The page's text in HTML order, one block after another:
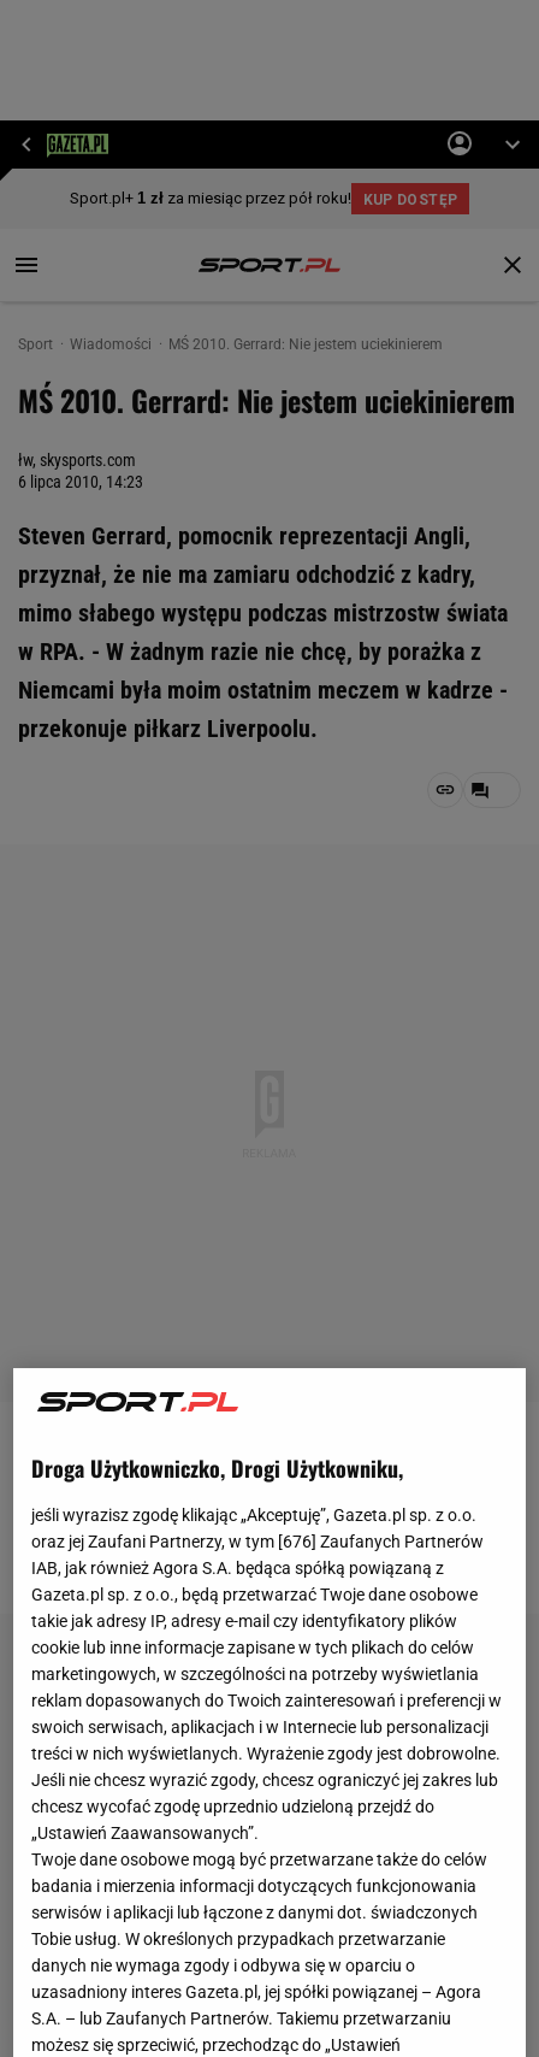
Sport Wiadomości MŚ 2010. Gerrard: Nie jestem uciekinierem
MŚ 2010. Gerrard: Nie jestem uciekinierem
łw, skysports.com
6 lipca 2010, 14:23
Steven Gerrard, pomocnik reprezentacji Angli,
przyznał, że nie ma zamiaru odchodzić z kadry,
mimo słabego występu podczas mistrzostw świata
w RPA. - W żadnym razie nie chcę, by porażka z
Niemcami była moim ostatnim meczem w kadrze -
przekonuje piłkarz Liverpoolu.
Anglicy nie zaliczą turnieju w RPA do udanych. Z
dużym trudem przebrnęli przez fazę grupową, a w
meczu 1/8 finału dosłownie odbili się od
niemieckiego tarana - przegrali 1:4 i wrócili do domu.
Droga Użytkowniczko, Drogi Użytkowniku,
jeśli wyrazisz zgodę klikając „Akceptuję”, Gazeta.pl sp. z o.o.
oraz jej Zaufani Partnerzy, w tym [676] Zaufanych Partnerów
IAB, jak również Agora S.A. będąca spółką powiązaną z
Gazeta.pl sp. z o.o., będą przetwarzać Twoje dane osobowe
takie jak adresy IP, adresy e-mail czy identyfikatory plików
cookie lub inne informacje zapisane w tych plikach do celów
marketingowych, w szczególności na potrzeby wyświetlania
reklam dopasowanych do Twoich zainteresowań i preferencji w
swoich serwisach, aplikacjach i w Internecie lub personalizacji
treści w nich wyświetlanych. Wyrażenie zgody jest dobrowolne.
Jeśli nie chcesz wyrazić zgody, chcesz ograniczyć jej zakres lub
chcesz wycofać zgodę uprzednio udzieloną przejdź do
„Ustawień Zaawansowanych”.
Twoje dane osobowe mogą być przetwarzane także do celów
badania i mierzenia informacji dotyczących funkcjonowania
serwisów i aplikacji lub łączone z danymi dot. świadczonych
Tobie usług. W określonych przypadkach przetwarzanie
danych nie wymaga zgody i odbywa się w oparciu o
uzasadniony interes Gazeta.pl, jej spółki powiązanej – Agora
S.A. – lub Zaufanych Partnerów. Takiemu przetwarzaniu
możesz się sprzeciwić, przechodząc do „Ustawień